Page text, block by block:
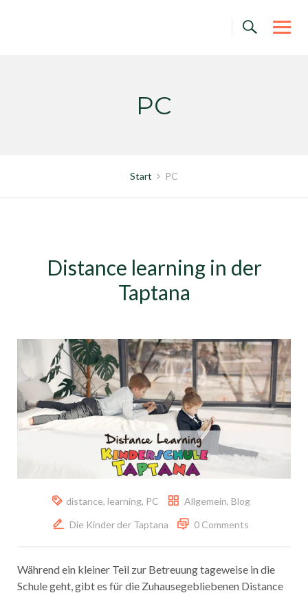
PC
Start PC
Distance learning in der
Taptana
distance, learning, PC Allgemein, Blog
Die Kinder der Taptana
0 Comments
Während ein kleiner Teil zur Betreuung tageweise in die
Schule geht, gibt es für die Zuhausegebliebenen Distance